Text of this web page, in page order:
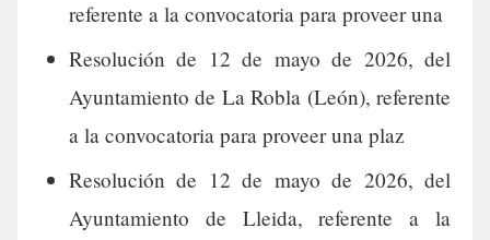
referente a la convocatoria para proveer una
Resolución de 12 de mayo de 2026, del
Ayuntamiento de La Robla (León), referente
a la convocatoria para proveer una plaz
Resolución de 12 de mayo de 2026, del
Ayuntamiento de Lleida, referente a la